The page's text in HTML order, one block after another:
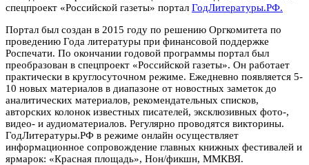
спецпроект «Российской газеты» портал ГодЛитературы.РФ.
Портал был создан в 2015 году по решению Оргкомитета по
проведению Года литературы при финансовой поддержке
Роспечати. По окончании годовой программы портал был
преобразован в спецпроект «Российской газеты». Он работает
практически в круглосуточном режиме. Ежедневно появляется 5-
10 новых материалов в диапазоне от новостных заметок до
аналитических материалов, рекомендательных списков,
авторских колонок известных писателей, эксклюзивных фото-,
видео- и аудиоматериалов. Регулярно проводятся викторины.
ГодЛитературы.РФ в режиме онлайн осуществляет
информационное сопровождение главных книжных фестивалей и
ярмарок: «Красная площадь», Нон/фикшн, ММКВЯ.